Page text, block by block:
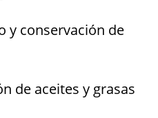
y conservación de
de aceites y grasas